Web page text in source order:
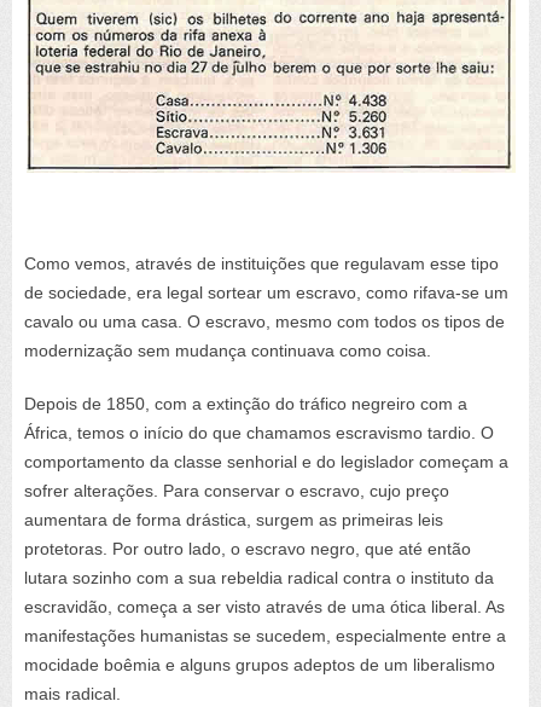
Como vemos, através de instituições que regulavam esse tipo
de sociedade, era legal sortear um escravo, como rifava-se um
cavalo ou uma casa. O escravo, mesmo com todos os tipos de
modernização sem mudança continuava como coisa.
Depois de 1850, com a extinção do tráfico negreiro com a
África, temos o início do que chamamos escravismo tardio. O
comportamento da classe senhorial e do legislador começam a
sofrer alterações. Para conservar o escravo, cujo preço
aumentara de forma drástica, surgem as primeiras leis
protetoras. Por outro lado, o escravo negro, que até então
lutara sozinho com a sua rebeldia radical contra o instituto da
escravidão, começa a ser visto através de uma ótica liberal. As
manifestações humanistas se sucedem, especialmente entre a
mocidade boêmia e alguns grupos adeptos de um liberalismo
mais radical.